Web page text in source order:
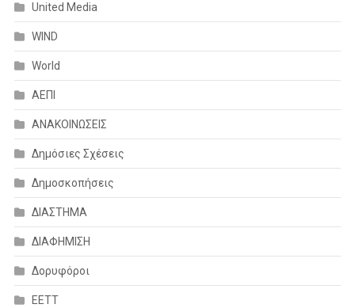
United Media
WIND
World
ΑΕΠΙ
ΑΝΑΚΟΙΝΩΣΕΙΣ
Δημόσιες Σχέσεις
Δημοσκοπήσεις
ΔΙΑΣΤΗΜΑ
ΔΙΑΦΗΜΙΣΗ
Δορυφόροι
ΕΕΤΤ